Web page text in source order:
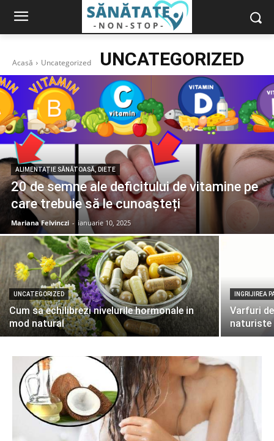
Acasă Uncategorized UNCATEGORIZED
ALIMENTAȚIE SĂNĂTOASĂ, DIETE
20 de semne ale deficitului de vitamine pe
care trebuie să le cunoașteți
Mariana Felvinczi - ianuarie 10, 2025
UNCATEGORIZED
Cum sa echilibrezi nivelurile hormonale in
mod natural
INGRIJIREA
Varfuri